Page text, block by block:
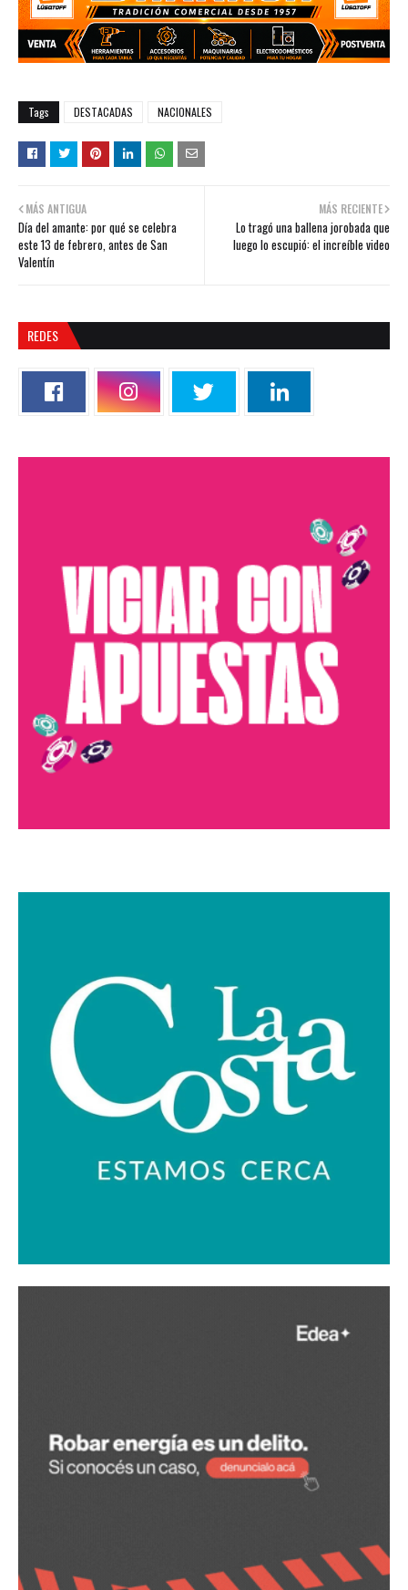
Tags DESTACADAS NACIONALES
MÁS RECIENTE
Lo tragó una ballena jorobada que
luego lo escupió: el increíble video
MÁS ANTIGUA
Día del amante: por qué se celebra
este 13 de febrero, antes de San
Valentín
REDES